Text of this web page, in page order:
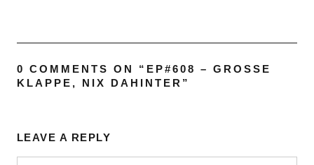
0 COMMENTS ON “ EP#608 – GROSSE K
LAPPE, NIX DAHINTER
”
LEAVE A REPLY